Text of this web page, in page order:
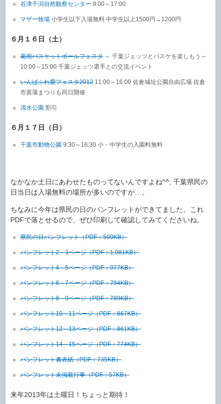
谷津干潟自然観察センター 9:00～17:00
マザー牧場 小学生以下入場無料 中学生以上1500円→1200円
６月１６日（土）
葛南バスケットボールフェスタ ～ 千葉ジェッツとバスケを楽しもう～
10:00～15:00 千葉ジェッツ選手との交流イベント
いんばふれ愛フェスタ2012 11:00～16:00 佐倉城址公園自由広場 佐倉
市菖蒲まつりも同日開催
清水公園 割引
６月１７日（日）
千葉市動物公園 9:30～16:30 小・中学生の入園料無料
なかなか土日にあわせたものってないんですよね^^; 千葉県民の
日当日は入場無料の場所が多いのですが…。
ちなみに今年は県民の日のパンフレットができてました。これ
PDFで落とせるので、ぜひ印刷して確認してみてくださいね。
県民の日パンフレット（PDF：500KB）
パンフレット2～3ページ（PDF：1,081KB）
パンフレット4～5ページ（PDF：977KB）
パンフレット6～7ページ（PDF：794KB）
パンフレット8～9ページ（PDF：789KB）
パンフレット10～11ページ（PDF：867KB）
パンフレット12～13ページ（PDF：861KB）
パンフレット14～15ページ（PDF：774KB）
パンフレット裏表紙（PDF：735KB）
パンフレット未掲載行事（PDF：57KB）
来年2013年は土曜日！ちょっと期待！